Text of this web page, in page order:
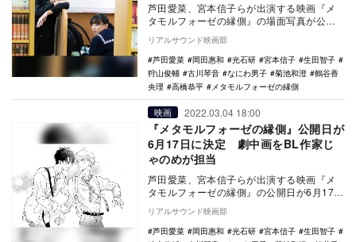
芦田愛菜、宮本信子らが出演する映画『メ
タモルフォーゼの縁側』の場面写真が公開
された。 「このマンガがすごい！」「文
化庁メディ…
リアルサウンド映画部
芦田愛菜
岡田惠和 光石研 宮本信子
生田智子
狩山俊輔
古川琴音 なにわ男子 菊池和澄
鶴谷香
央理
高橋恭平 メタモルフォーゼの縁側
映画 2022.03.04 18:00
『メタモルフォーゼの縁側』公開日が
6月17日に決定 劇中画をBL作家じ
ゃのめが担当
芦田愛菜、宮本信子らが出演する映画『メ
タモルフォーゼの縁側』の公開日が6月17日
に決定。劇中画をBL作家のじゃのめが担当
すること…
リアルサウンド映画部
芦田愛菜
岡田惠和 光石研 宮本信子
生田智子